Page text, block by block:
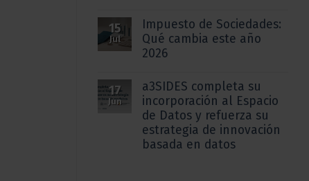
15
Jul
Impuesto de Sociedades:
Qué cambia este año
2026
17
Jun
a3SIDES completa su
incorporación al Espacio
de Datos y refuerza su
estrategia de innovación
basada en datos